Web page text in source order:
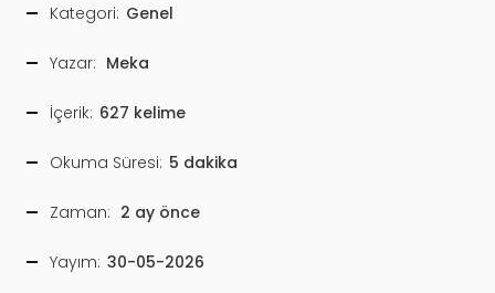
Kategori: Genel
Yazar: Meka
İçerik: 627 kelime
Okuma Süresi: 5 dakika
Zaman: 2 ay önce
Yayım: 30-05-2026